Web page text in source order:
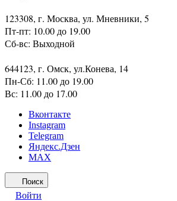
123308, г. Москва, ул. Мневники, 5
Пт-пт: 10.00 до 19.00
Сб-вс: Выходной
644123, г. Омск, ул.Конева, 14
Пн-Сб: 11.00 до 19.00
Вс: 11.00 до 17.00
Вконтакте
Instagram
Telegram
Яндекс.Дзен
MAX
Поиск
Войти